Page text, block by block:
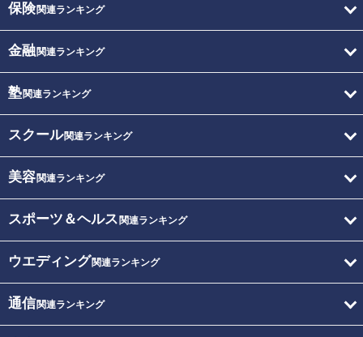
保険関連ランキング
金融関連ランキング
塾関連ランキング
スクール関連ランキング
美容関連ランキング
スポーツ＆ヘルス 関連ランキング
ウエディング関連ランキング
通信関連ランキング